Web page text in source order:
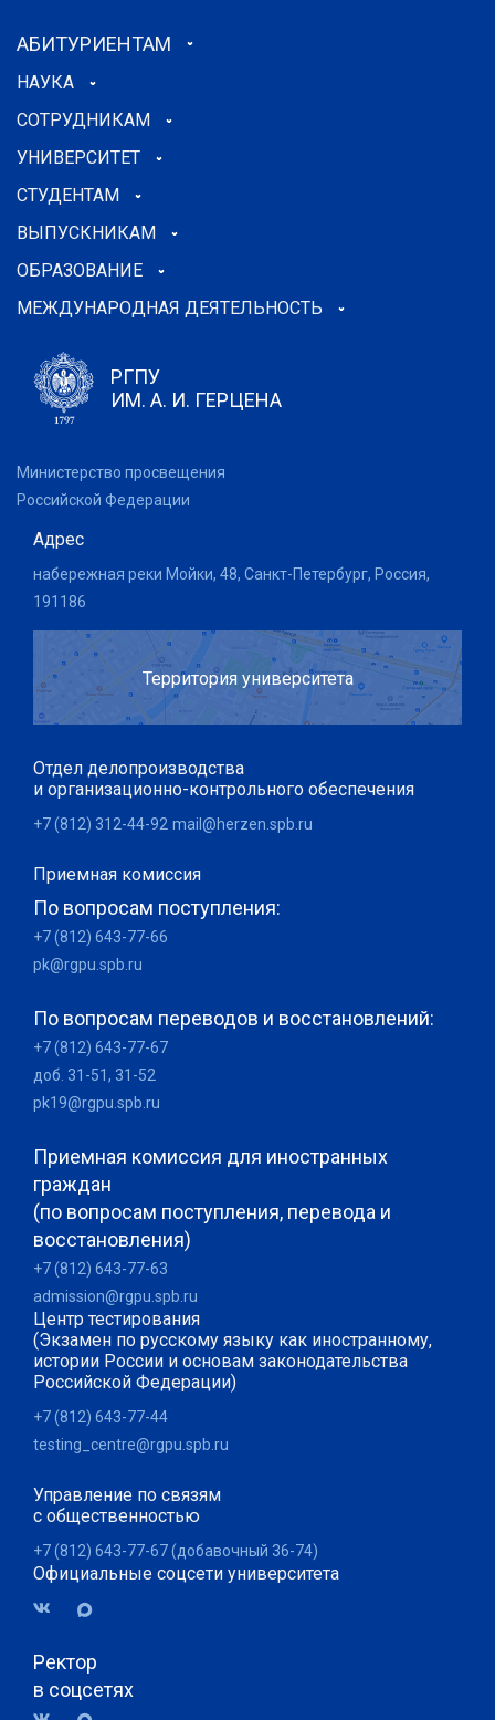
АБИТУРИЕНТАМ
НАУКА
СОТРУДНИКАМ
УНИВЕРСИТЕТ
СТУДЕНТАМ
ВЫПУСКНИКАМ
ОБРАЗОВАНИЕ
МЕЖДУНАРОДНАЯ ДЕЯТЕЛЬНОСТЬ
РГПУ
ИМ. А. И. ГЕРЦЕНА
Министерство просвещения
Российской Федерации
Адрес
набережная реки Мойки, 48, Санкт-Петербург, Россия,
191186
Территория университета
Отдел делопроизводства
и организационно-контрольного обеспечения
+7 (812) 312-44-92 mail@herzen.spb.ru
Приемная комиссия
По вопросам поступления:
+7 (812) 643-77-66
pk@rgpu.spb.ru
По вопросам переводов и восстановлений:
+7 (812) 643-77-67
доб. 31-51, 31-52
pk19@rgpu.spb.ru
Приемная комиссия для иностранных
граждан
(по вопросам поступления, перевода и
восстановления)
+7 (812) 643-77-63
admission@rgpu.spb.ru
Центр тестирования
(Экзамен по русскому языку как иностранному,
истории России и основам законодательства
Российской Федерации)
+7 (812) 643-77-44
testing_centre@rgpu.spb.ru
Управление по связям
с общественностью
+7 (812) 643-77-67 (добавочный 36-74)
Официальные соцсети университета
Ректор
в соцсетях